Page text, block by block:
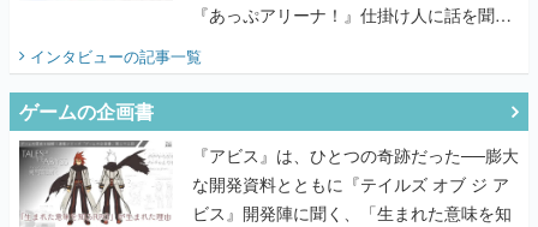
『あっぷアリーナ！』仕掛け人に話を聞い
てみた
インタビューの記事一覧
ゲームの企画書
『アビス』は、ひとつの奇跡だった──膨大
な開発資料とともに『テイルズ オブ ジ ア
ビス』開発陣に聞く、「生まれた意味を知